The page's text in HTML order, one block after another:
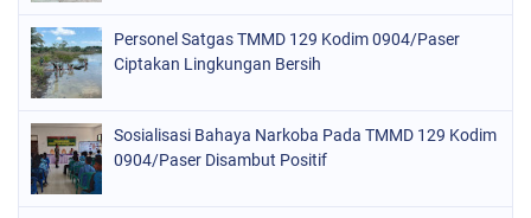
Personel Satgas TMMD 129 Kodim 0904/Paser
Ciptakan Lingkungan Bersih
Sosialisasi Bahaya Narkoba Pada TMMD 129 Kodim
0904/Paser Disambut Positif